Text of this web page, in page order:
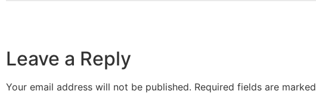
Leave a Reply
Your email address will not be published. Required fields are marked